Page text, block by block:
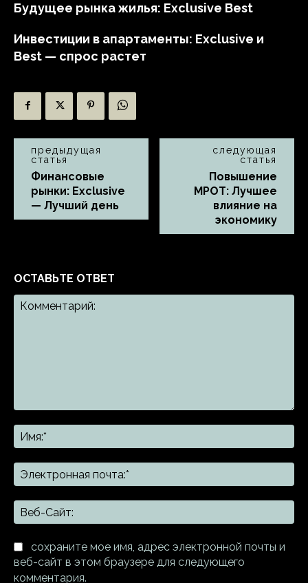
Будущее рынка жилья: Exclusive Best
Инвестиции в апартаменты: Exclusive и
Best — спрос растет
предыдущая
статья
Финансовые
рынки: Exclusive
— Лучший день
следующая
статья
Повышение
МРОТ: Лучшее
влияние на
экономику
ОСТАВЬТЕ ОТВЕТ
сохраните мое имя, адрес электронной почты и
веб-сайт в этом браузере для следующего
комментария.